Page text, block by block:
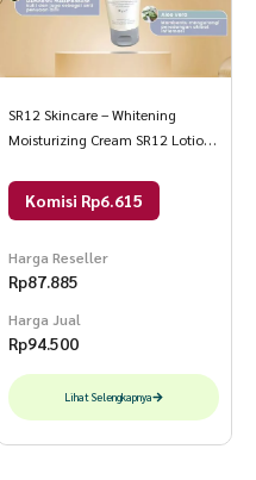
SR12 Skincare – Whitening
Moisturizing Cream SR12 Lotion
Melembabkan Kulit
Komisi Rp6.615
Harga Reseller
Rp87.885
Harga Jual
Rp94.500
Lihat Selengkapnya